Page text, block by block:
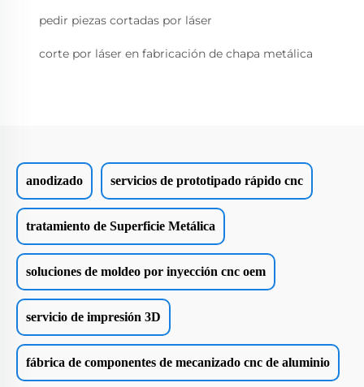
pedir piezas cortadas por láser
corte por láser en fabricación de chapa metálica
anodizado servicios de prototipado rápido cnc
tratamiento de Superficie Metálica
soluciones de moldeo por inyección cnc oem
servicio de impresión 3D
fábrica de componentes de mecanizado cnc de aluminio